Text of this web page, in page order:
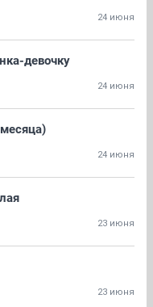
24 июня
девочку
24 июня
24 июня
23 июня
23 июня